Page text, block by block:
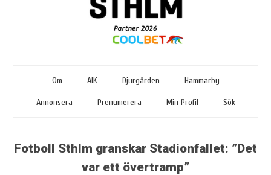
Om AIK Djurgården Hammarby
Annonsera Prenumerera Min Profil Sök
Fotboll Sthlm granskar Stadionfallet: ”Det
var ett övertramp”